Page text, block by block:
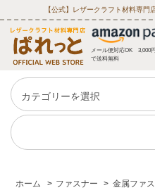
【公式】レザークラフト材料専門
メール便対応OK 3,000
で送料無料
ホーム > ファスナー > 金属ファ